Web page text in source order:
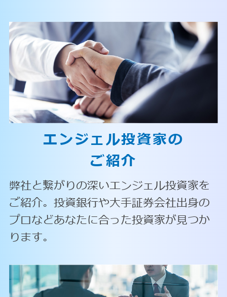
エンジェル投資家の
ご紹介
弊社と繋がりの深いエンジェル投資家を
ご紹介。投資銀行や大手証券会社出身の
プロなどあなたに合った投資家が見つか
ります。